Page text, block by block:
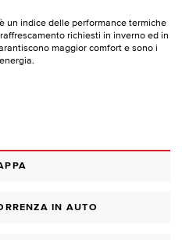
un indice delle performance termiche
richiesti in inverno ed in
maggior comfort e sono i
IN AUTO